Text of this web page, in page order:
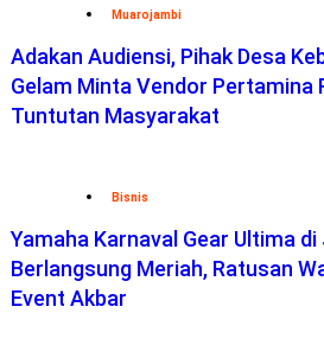
Muarojambi
Adakan Audiensi, Pihak Desa
Gelam Minta Vendor Pertamina
Tuntutan Masyarakat
Bisnis
Yamaha Karnaval Gear Ultima
Berlangsung Meriah, Ratusan
Event Akbar